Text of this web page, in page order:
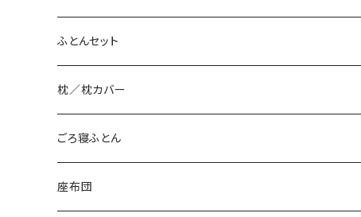
ふとんセット
枕／枕カバー
ごろ寝ふとん
座布団